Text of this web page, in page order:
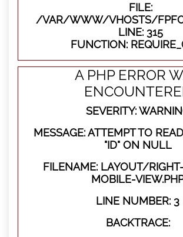
FILE:
/VAR/WWW/VHOSTS/
LINE: 315
FUNCTION:
A PHP ERROR
SEVERITY:
MESSAGE: ATTEMPT TO
"ID" ON NULL
FILENAME: LAYOUT/
MOBILE-
LINE NUMBER: 3
BACKTRACE: